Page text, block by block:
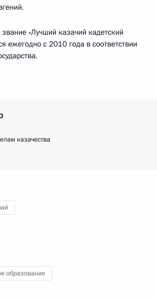
«Лучший казачий кадетский
ежегодно с 2010 года в соответствии
казачества
образование